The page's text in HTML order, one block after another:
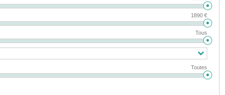
1890 €
Tous
Toutes